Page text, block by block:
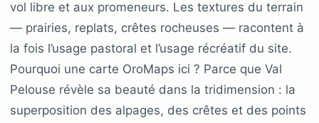
vol libre et aux promeneurs. Les textures du terrain
— prairies, replats, crêtes rocheuses — racontent à
la fois l’usage pastoral et l’usage récréatif du site.
Pourquoi une carte OroMaps ici ? Parce que Val
Pelouse révèle sa beauté dans la tridimension : la
superposition des alpages, des crêtes et des points